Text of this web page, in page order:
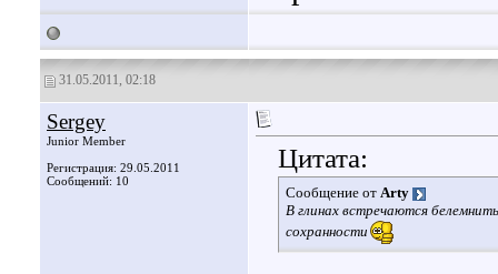
31.05.2011, 02:18
Sergey
Junior Member
Регистрация: 29.05.2011
Сообщений: 10
Цитата:
Сообщение от Arty
В глинах встречаются
сохранности